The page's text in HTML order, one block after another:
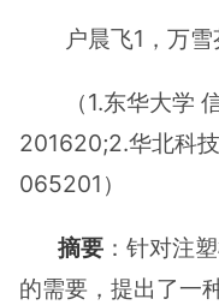
户晨飞1，万雪
（1.东华大学 信
201620;2.华北科
065201）
摘要 ：针对注
的需要，提出了一